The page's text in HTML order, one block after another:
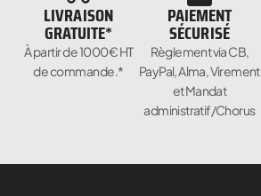
LIVRAISON
GRATUITE*
À partir de 1000€ HT
de commande.*
PAIEMENT
SÉCURISÉ
Règlement via CB,
PayPal, Alma, Virement
et Mandat
administratif/Chorus